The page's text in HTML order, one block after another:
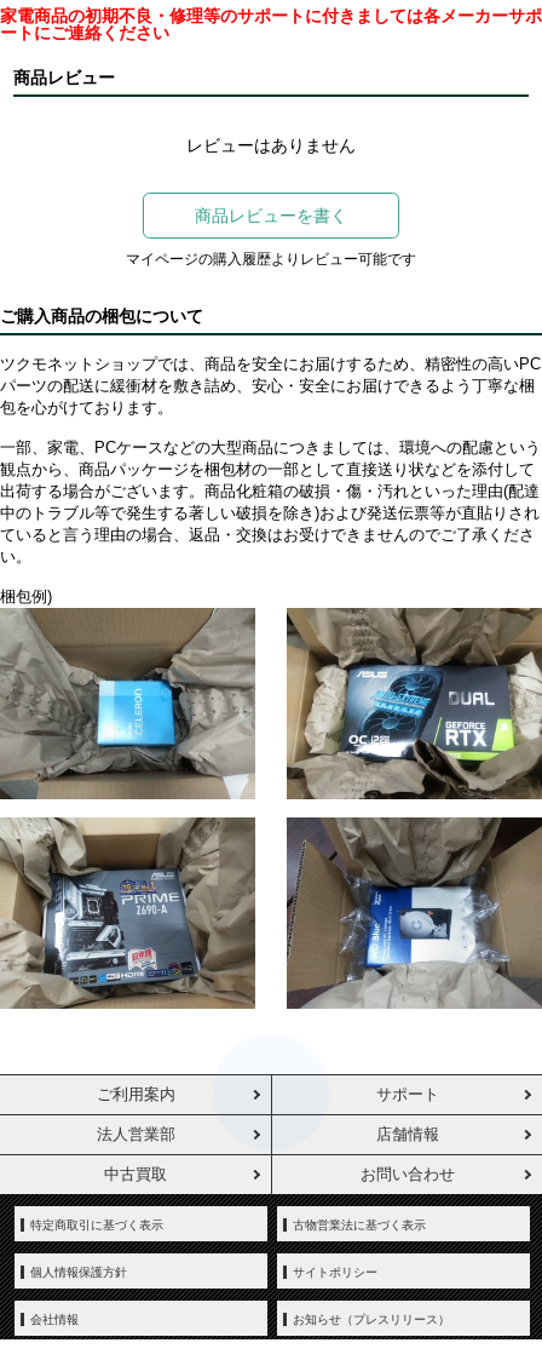
家電商品の初期不良・修理等のサポートに付きましては各メーカーサポ
ートにご連絡ください
商品レビュー
レビューはありません
商品レビューを書く
マイページの購入履歴よりレビュー可能です
ご購入商品の梱包について
ツクモネットショップでは、商品を安全にお届けするため、精密性の高いPC
パーツの配送に緩衝材を敷き詰め、安心・安全にお届けできるよう丁寧な梱
包を心がけております。
一部、家電、PCケースなどの大型商品につきましては、環境への配慮という
観点から、商品パッケージを梱包材の一部として直接送り状などを添付して
出荷する場合がございます。商品化粧箱の破損・傷・汚れといった理由(配達
中のトラブル等で発生する著しい破損を除き)および発送伝票等が直貼りされ
ていると言う理由の場合、返品・交換はお受けできませんのでご了承くださ
い。
梱包例)
ご利用案内 サポート
法人営業部 店舗情報
中古買取 お問い合わせ
特定商取引に基づく表示 古物営業法に基づく表示
個人情報保護方針 サイトポリシー
会社情報 お知らせ（プレスリリース）